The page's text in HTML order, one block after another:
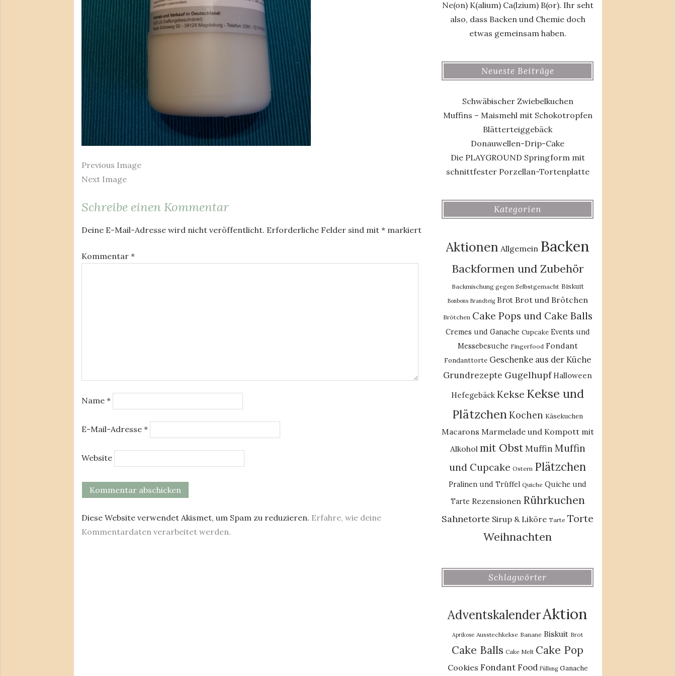
Previous Image
Next Image
Schreibe einen Kommentar
Deine E-Mail-Adresse wird nicht veröffentlicht. Erforderliche Felder sind mit * markiert
Kommentar *
Name *
E-Mail-Adresse *
Website
Diese Website verwendet Akismet, um Spam zu reduzieren. Erfahre, wie deine
Kommentardaten verarbeitet werden.
Ne(on) K(alium) Ca(lzium) B(or). Ihr seht
also, dass Backen und Chemie doch
etwas gemeinsam haben.
Neueste Beiträge
Schwäbischer Zwiebelkuchen
Muffins – Maismehl mit Schokotropfen
Blätterteiggebäck
Donauwellen-Drip-Cake
Die PLAYGROUND Springform mit
schnittfester Porzellan-Tortenplatte
Kategorien
Aktionen Allgemein Backen
Backformen und Zubehör
Backmischung gegen Selbstgemacht Biskuit
Bonbons Brandteig Brot Brot und Brötchen
Brötchen Cake Pops und Cake Balls
Cremes und Ganache Cupcake Events und
Messebesuche Fingerfood Fondant
Fondanttorte Geschenke aus der Küche
Grundrezepte Gugelhupf Halloween
Hefegebäck Kekse Kekse und
PlätzchenKochen Käsekuchen
Macarons Marmelade und Kompott mit
Alkohol mit Obst Muffin Muffin
und Cupcake Ostern Plätzchen
Pralinen und Trüffel Quiche Quiche und
Tarte Rezensionen Rührkuchen
Sahnetorte Sirup & Liköre Tarte Torte
Weihnachten
Schlagwörter
AdventskalenderAktion
Aprikose Ausstechkekse Banane Biskuit Brot
Cake Balls Cake Melt Cake Pop
Cookies Fondant Food Füllung Ganache